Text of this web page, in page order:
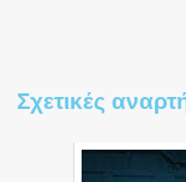
Σχετικές